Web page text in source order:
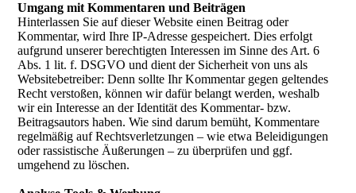
Umgang mit Kommentaren und Beiträgen
Hinterlassen Sie auf dieser Website einen Beitrag oder
Kommentar, wird Ihre IP-Adresse gespeichert. Dies erfolgt
aufgrund unserer berechtigten Interessen im Sinne des Art. 6
Abs. 1 lit. f. DSGVO und dient der Sicherheit von uns als
Websitebetreiber: Denn sollte Ihr Kommentar gegen geltendes
Recht verstoßen, können wir dafür belangt werden, weshalb
wir ein Interesse an der Identität des Kommentar- bzw.
Beitragsautors haben. Wie sind darum bemüht, Kommentare
regelmäßig auf Rechtsverletzungen – wie etwa Beleidigungen
oder rassistische Äußerungen – zu überprüfen und ggf.
umgehend zu löschen.